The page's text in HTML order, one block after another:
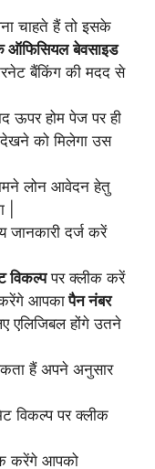
चाहते हैं तो इसके
ऑफिसियल बेवसाइड
बैंकिंग की मदद से
ऊपर होम पेज पर ही
को मिलेगा उस
लोन आवेदन हेतु
जानकारी दर्ज करें
विकल्पपर क्लीक करें
करेंगे आपकापैन नंबर
एलिजिबल होंगे उतने
हैं अपने अनुसार
विकल्प पर क्लीक
करेंगे आपको